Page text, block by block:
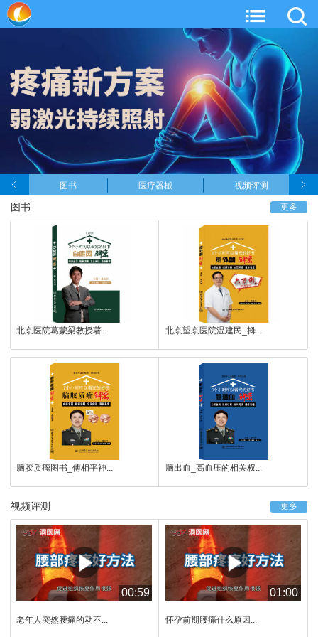
图书 医疗器械 视频评测
更多
图书
北京医院葛蒙梁教授著... 北京望京医院温建民_拇...
脑胶质瘤图书_傅相平神... 脑出血_高血压的相关权...
更多
视频评测
00:59
老年人突然腰痛的动不...
01:00
怀孕前期腰痛什么原因...